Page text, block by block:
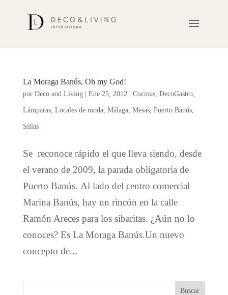
La Moraga Banús, Oh my God!
por Deco and Living| Ene 25, 2012 | Cocinas, DecoGastro,
Lámparas, Locales de moda, Málaga, Mesas, Puerto Banús,
Sillas
Se reconoce rápido el que lleva siendo, desde
el verano de 2009, la parada obligatoria de
Puerto Banús. Al lado del centro comercial
Marina Banús, hay un rincón en la calle
Ramón Areces para los sibaritas. ¿Aún no lo
conoces? Es La Moraga Banús.Un nuevo
concepto de...